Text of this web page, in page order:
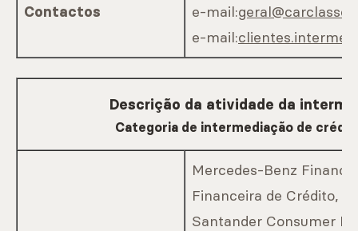
Contactos
e-mail:
e-mail:
Descrição da atividade da
Categoria de intermediação de
Mercedes-Benz
Financeira de Crédito,
Santander Consumer
CARREGAR MAIS